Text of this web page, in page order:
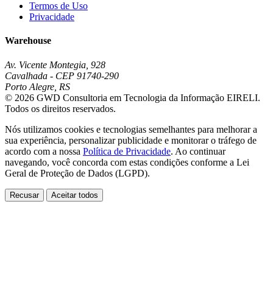
Termos de Uso
Privacidade
Warehouse
Av. Vicente Montegia, 928
Cavalhada - CEP 91740-290
Porto Alegre, RS
© 2026 GWD Consultoria em Tecnologia da Informação EIRELI.
Todos os direitos reservados.
Nós utilizamos cookies e tecnologias semelhantes para melhorar a
sua experiência, personalizar publicidade e monitorar o tráfego de
acordo com a nossa Política de Privacidade. Ao continuar
navegando, você concorda com estas condições conforme a Lei
Geral de Proteção de Dados (LGPD).
Recusar Aceitar todos